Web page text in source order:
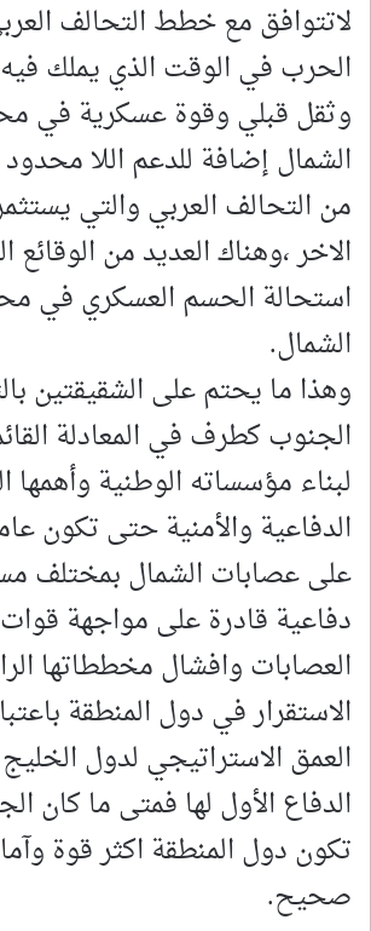
لاتتوافق مع خطط التحالف
الحرب في الوقت الذي يملك
وثقل قبلي وقوة عسكرية في
الشمال إضافة للدعم اللا محدود
من التحالف العربي والتي
الاخر ،وهناك العديد من الوقائع
استحالة الحسم العسكري في
الشمال.
وهذا ما يحتم على الشقيقتين
الجنوب كطرف في المعادلة
لبناء مؤسساته الوطنية
الدفاعية والأمنية حتى تكون
على عصابات الشمال بمختلف
دفاعية قادرة على مواجهة
العصابات وافشال مخططاتها
الاستقرار في دول المنطقة
العمق الاستراتيجي لدول
الدفاع الأول لها فمتى ما كان
تكون دول المنطقة اكثر قوة
صحيح.